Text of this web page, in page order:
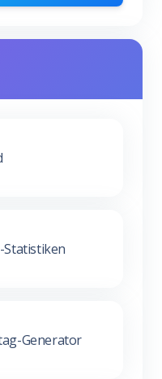
Statistiken
Generator